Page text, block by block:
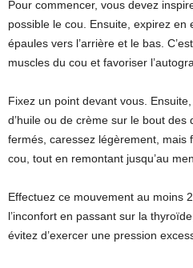
Pour commencer, vous devez
possible le cou. Ensuite, expirez en
épaules vers l’arrière et le bas.
muscles du cou et favoriser
Fixez un point devant vous.
d’huile ou de crème sur le bout des
fermés, caressez légèrement, mais
cou, tout en remontant jusqu’au
Effectuez ce mouvement au moins
l’inconfort en passant sur la
évitez d’exercer une pression